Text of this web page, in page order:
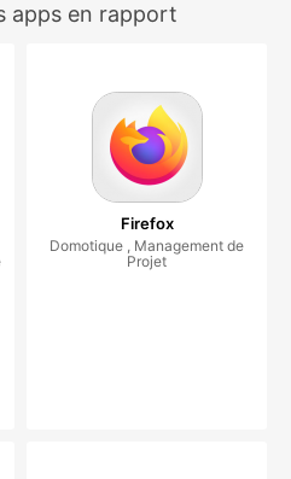
apps en rapport
Firefox
Domotique , Management de
Projet